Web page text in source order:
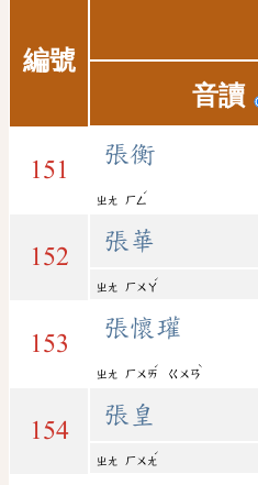
編號
音讀
151
張衡
ㄓㄤ ㄏㄥ
ˊ
152
張華
ㄓㄤ ㄏㄨㄚ
ˊ
153
張懷瓘
ㄓㄤ ㄏㄨㄞ
ˊ
ㄍㄨㄢ
ˋ
154
張皇
ㄓㄤ ㄏㄨㄤ
ˊ